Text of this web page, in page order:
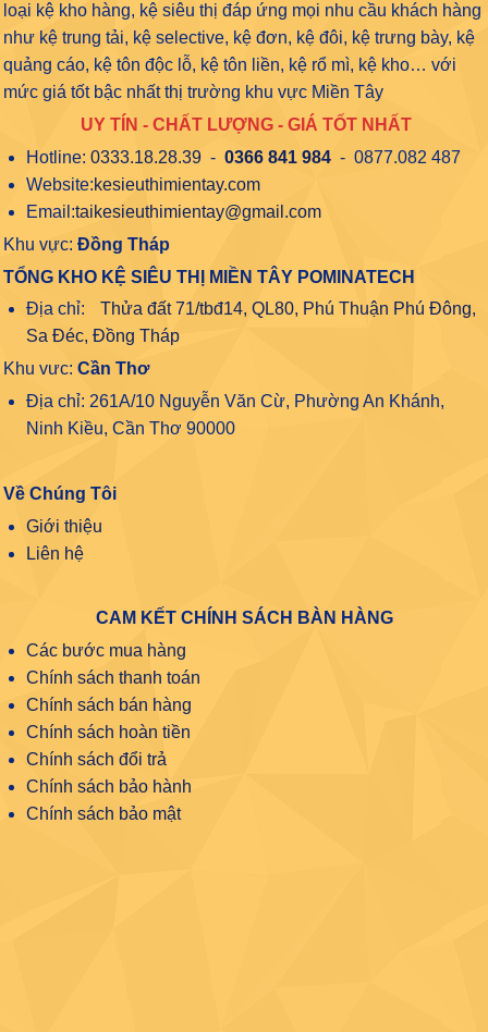
loại kệ kho hàng, kệ siêu thị đáp ứng mọi nhu cầu khách hàng
như kệ trung tải, kệ selective, kệ đơn, kệ đôi, kệ trưng bày, kệ
quảng cáo, kệ tôn độc lỗ, kệ tôn liền, kệ rổ mì, kệ kho… với
mức giá tốt bậc nhất thị trường khu vực Miền Tây
UY TÍN - CHẤT LƯỢNG - GIÁ TỐT NHẤT
Hotline: 0333.18.28.39- 0366 841 984- 0877.082 487
Website:kesieuthimientay.com
Email:taikesieuthimientay@gmail.com
Khu vực: Đồng Tháp
TỔNG KHO KỆ SIÊU THỊ MIỀN TÂY POMINATECH
Địa chỉ:
Thửa đất 71/tbđ14, QL80, Phú Thuận Phú Đông,
Sa Đéc, Đồng Tháp
Khu vưc: Cần Thơ
Địa chỉ: 261A/10 Nguyễn Văn Cừ, Phường An Khánh,
Ninh Kiều, Cần Thơ 90000
Về Chúng Tôi
Giới thiệu
Liên hệ
CAM KẾT CHÍNH SÁCH BÀN HÀNG
Các bước mua hàng
Chính sách thanh toán
Chính sách bán hàng
Chính sách hoàn tiền
Chính sách đổi trả
Chính sách bảo hành
Chính sách bảo mật